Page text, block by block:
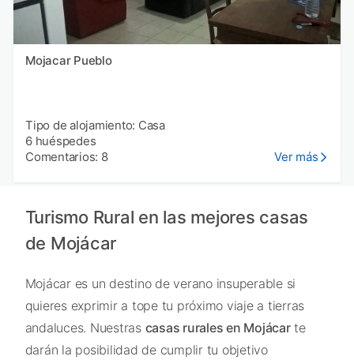
Mojacar Pueblo
Tipo de alojamiento: Casa
6 huéspedes
Comentarios: 8
Ver más
Turismo Rural en las mejores casas
de Mojácar
Mojácar es un destino de verano insuperable si
quieres exprimir a tope tu próximo viaje a tierras
andaluces. Nuestras casas rurales en Mojácarte
darán la posibilidad de cumplir tu objetivo